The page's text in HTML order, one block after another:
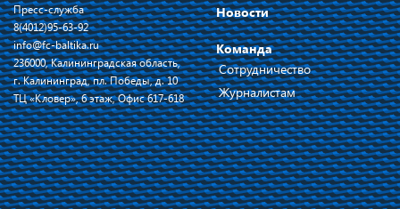
Пресс-служба
8(4012)95-63-92
info@fc-baltika.ru
236000, Калининградская область,
г. Калининград, пл. Победы, д. 10
ТЦ «Кловер», 6 этаж, Офис 617-618
Новости
Команда
Сотрудничество
Журналистам